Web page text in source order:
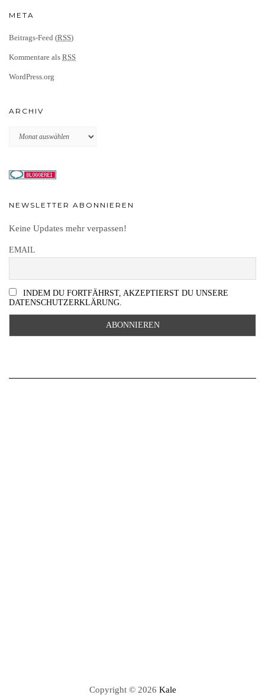
META
Beitrags-Feed (RSS)
Kommentare als RSS
WordPress.org
ARCHIV
Archiv
NEWSLETTER ABONNIEREN
Keine Updates mehr verpassen!
EMAIL
INDEM DU FORTFÄHRST, AKZEPTIERST DU UNSERE
DATENSCHUTZERKLÄRUNG.
Copyright © 2026 Kale